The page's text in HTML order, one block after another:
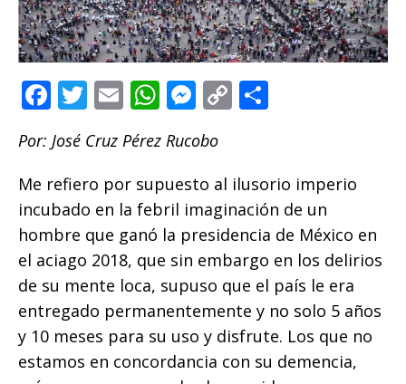
F
c
e
b
o
o
k
T
it
te
r
E
m
ai
l
W
at
s
A
p
p
M
e
ss
e
n
g
e
r
C
y
Li
n
k
p
ar
ti
r
Por: José Cruz Pérez Rucobo
Me refiero por supuesto al ilusorio imperio
incubado en la febril imaginación de un
hombre que ganó la presidencia de México en
el aciago 2018, que sin embargo en los delirios
de su mente loca, supuso que el país le era
entregado permanentemente y no solo 5 años
y 10 meses para su uso y disfrute. Los que no
estamos en concordancia con su demencia,